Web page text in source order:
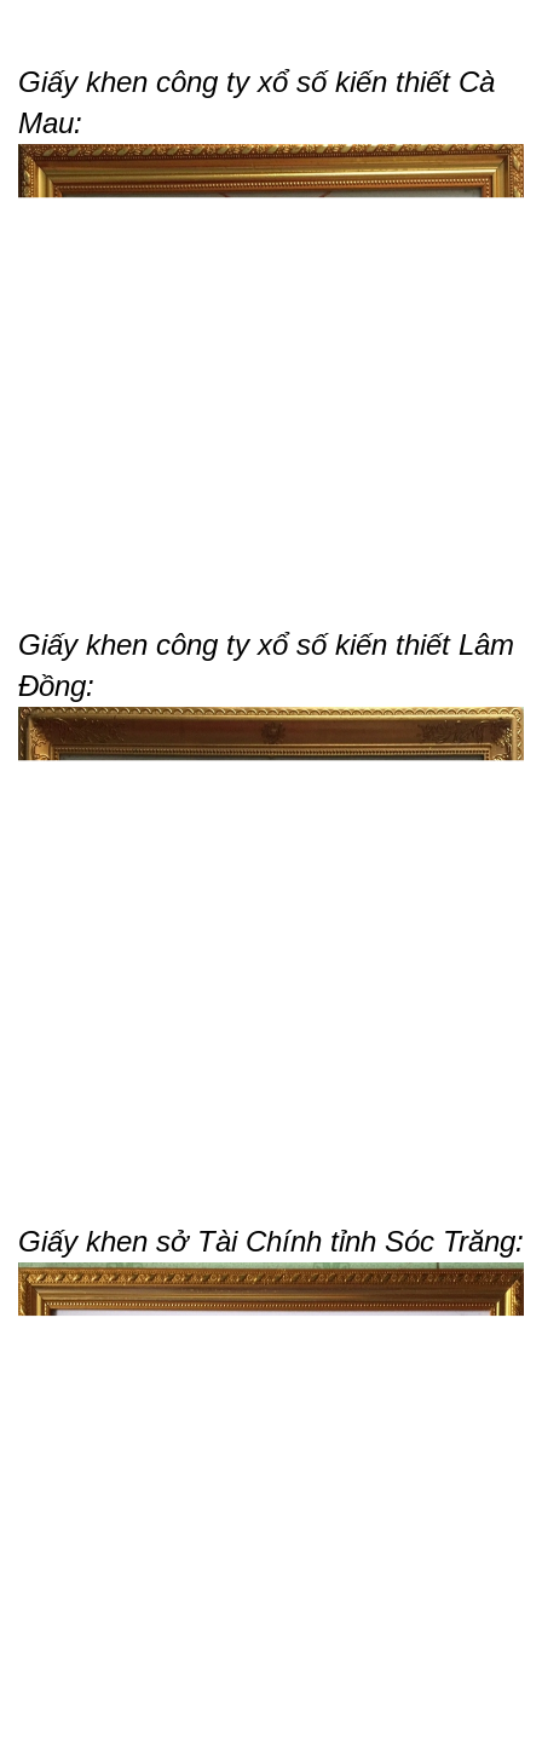
Giấy khen công ty xổ số kiến thiết Cà
Mau:
Giấy khen công ty xổ số kiến thiết Lâm
Đồng:
Giấy khen sở Tài Chính tỉnh Sóc Trăng: